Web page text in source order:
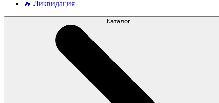
🔥 Ликвидация
Каталог